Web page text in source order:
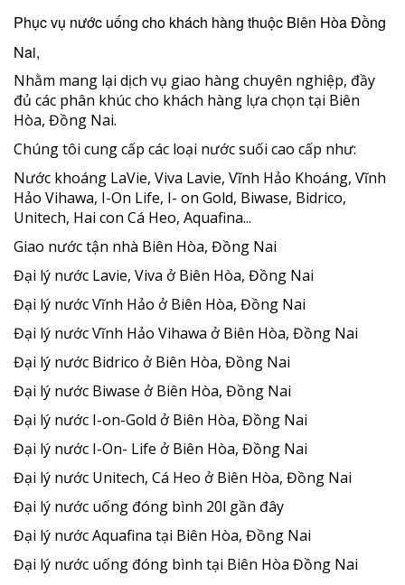
Phục vụ nước uống cho khách hàng thuộc Biên Hòa Đồng
Nai,
Nhằm mang lại dịch vụ giao hàng chuyên nghiệp, đầy
đủ các phân khúc cho khách hàng lựa chọn tại Biên
Hòa, Đồng Nai.
Chúng tôi cung cấp các loại nước suối cao cấp như:
Nước khoáng LaVie, Viva Lavie, Vĩnh Hảo Khoáng, Vĩnh
Hảo Vihawa, I-On Life, I- on Gold, Biwase, Bidrico,
Unitech, Hai con Cá Heo, Aquafina...
Giao nước tận nhà Biên Hòa, Đồng Nai
Đại lý nước Lavie, Viva ở Biên Hòa, Đồng Nai
Đại lý nước Vĩnh Hảo ở Biên Hòa, Đồng Nai
Đại lý nước Vĩnh Hảo Vihawa ở Biên Hòa, Đồng Nai
Đại lý nước Bidrico ở Biên Hòa, Đồng Nai
Đại lý nước Biwase ở Biên Hòa, Đồng Nai
Đại lý nước I-on-Gold ở Biên Hòa, Đồng Nai
Đại lý nước I-On- Life ở Biên Hòa, Đồng Nai
Đại lý nước Unitech, Cá Heo ở Biên Hòa, Đồng Nai
Đại lý nước uống đóng bình 20l gần đây
Đại lý nước Aquafina tại Biên Hòa, Đồng Nai
Đại lý nước uống đóng bình tại Biên Hòa Đồng Nai